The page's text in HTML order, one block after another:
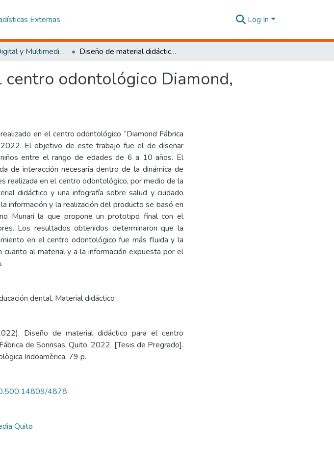
Externas Log In
Diseño Digital y Multimedia Quito Diseño de material didáctico para el centro odontológico Diamond, Fábrica de Sonrisas, Quito, 2022
odontológico Diamond,
en el centro odontológico “Diamond Fábrica
2022. El objetivo de este trabajo fue el de diseñar
entre el rango de edades de 6 a 10 años. El
de interacción necesaria dentro de la dinámica de
realizada en el centro odontológico, por medio de la
didáctico y una infografía sobre salud y cuidado
información y la realización del producto se basó en
Munari la que propone un prototipo final con el
Los resultados obtenidos determinaron que la
en el centro odontológico fue más fluida y la
cuanto al material y a la información expuesta por el
dental, Material didáctico
Diseño de material didáctico para el centro
de Sonrisas, Quito, 2022. [Tesis de Pregrado].
Indoamèrica. 79 p.
4878
Quito